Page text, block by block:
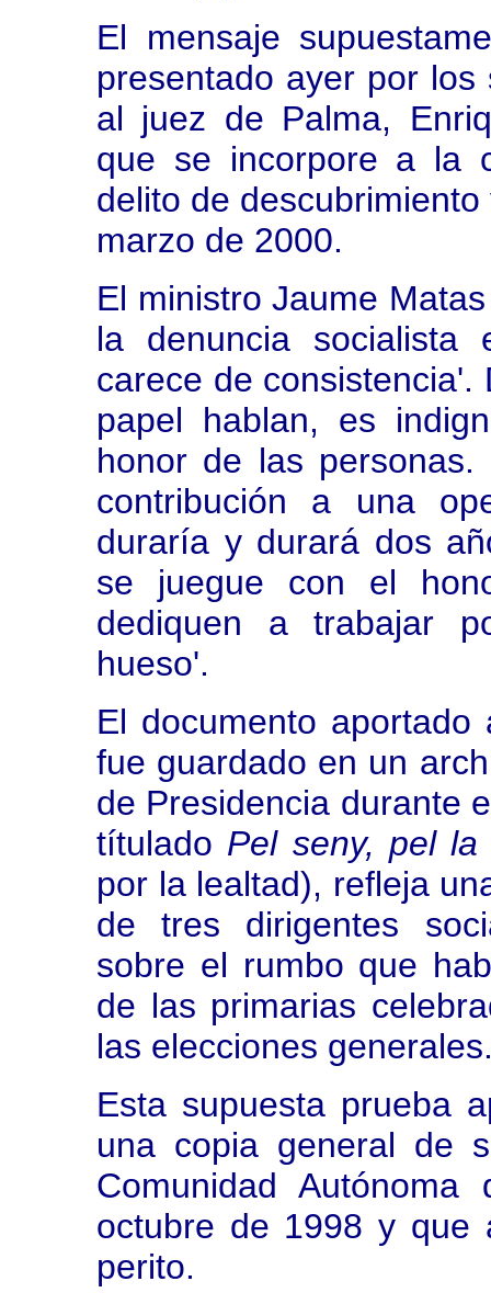
El mensaje
presentado ayer por
al juez de Palma,
que se incorpore a la
delito de
marzo de 2000.
El ministro Jaume
la denuncia socialista
carece de
papel hablan, es
honor de las
contribución a una
duraría y durará dos
se juegue con el
dediquen a trabajar
hueso'.
El documento
fue guardado en un
de Presidencia durante
títulado Pel seny, pel la
por la lealtad), refleja
de tres dirigentes
sobre el rumbo que
de las primarias
las elecciones
Esta supuesta prueba
una copia general de
Comunidad
octubre de 1998 y que
perito.